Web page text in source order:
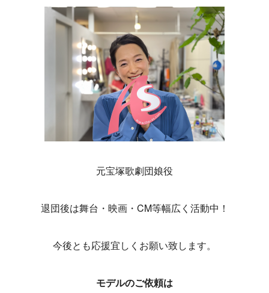
元宝塚歌劇団娘役
退団後は舞台・映画・CM等幅広く活動中！
今後とも応援宜しくお願い致します。
モデルのご依頼は